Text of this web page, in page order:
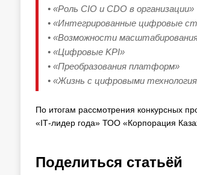
• «Роль CIO и CDO в организации»
• «Интегрированные цифровые
• «Возможности
• «Цифровые KPI»
• «Преобразования платформ»
• «Жизнь с цифровыми
По итогам рассмотрения конкурсных
«IТ-лидер года» ТОО «Корпорация
Поделиться статьёй